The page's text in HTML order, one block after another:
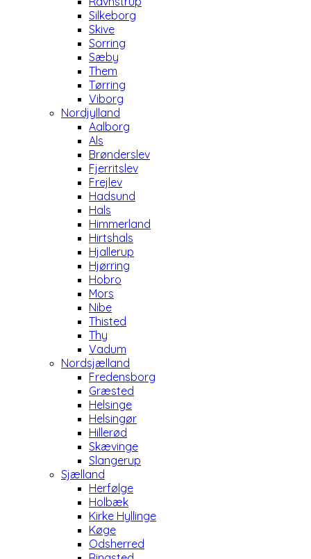
Silkeborg
Skive
Sorring
Sæby
Them
Tørring
Viborg
Nordjylland
Aalborg
Als
Brønderslev
Fjerritslev
Frejlev
Hadsund
Hals
Himmerland
Hirtshals
Hjallerup
Hjørring
Hobro
Mors
Nibe
Thisted
Thy
Vadum
Nordsjælland
Fredensborg
Græsted
Helsinge
Helsingør
Hillerød
Skævinge
Slangerup
Sjælland
Herfølge
Holbæk
Kirke Hyllinge
Køge
Odsherred